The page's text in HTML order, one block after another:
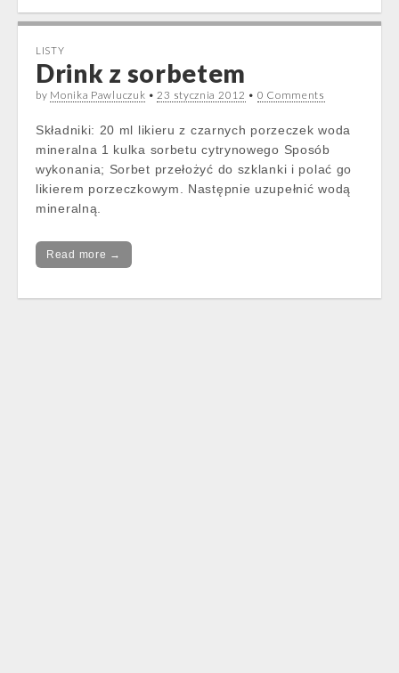
LISTY
Drink z sorbetem
by Monika Pawluczuk • 23 stycznia 2012 • 0 Comments
Składniki: 20 ml likieru z czarnych porzeczek woda
mineralna 1 kulka sorbetu cytrynowego Sposób
wykonania; Sorbet przełożyć do szklanki i polać go
likierem porzeczkowym. Następnie uzupełnić wodą
mineralną.
Read more →